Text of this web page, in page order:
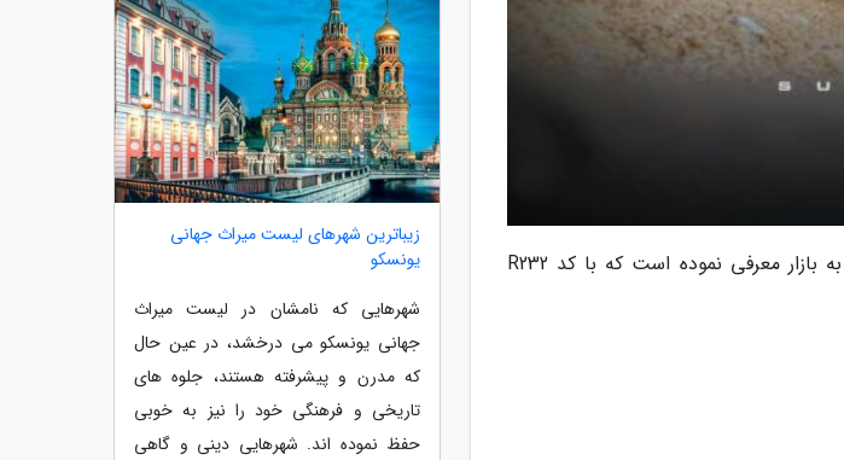
به گزارش خبرگزاری خبرنگاران،برای مدل 2022، مرسدس بنز هفتمین نسل SL را به بازار معرفی نموده است که با کد R232
زیباترین شهرهای لیست میراث جهانی
یونسکو
شهرهایی که نامشان در لیست میراث
جهانی یونسکو می درخشد، در عین حال
که مدرن و پیشرفته هستند، جلوه های
تاریخی و فرهنگی خود را نیز به خوبی
حفظ نموده اند. شهرهایی دینی و گاهی